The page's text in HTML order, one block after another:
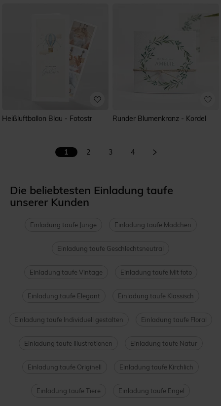
Heißluftballon Blau - Fotostr Runder Blumenkranz - Kordel
1 2 3 4
Die beliebtesten Einladung taufe
unserer Kunden
Einladung taufe Junge Einladung taufe Mädchen
Einladung taufe Geschlechtsneutral
Einladung taufe Vintage Einladung taufe Mit foto
Einladung taufe Elegant Einladung taufe Klassisch
Einladung taufe Individuell gestalten Einladung taufe Floral
Einladung taufe Illustrationen Einladung taufe Natur
Einladung taufe Originell Einladung taufe Kirchlich
Einladung taufe Tiere Einladung taufe Engel